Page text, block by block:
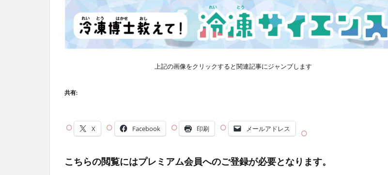
上記の画像をクリックすると関連記事にジャンプします
共有:
X Facebook 印刷 メールアドレス
こちらの閲覧にはプレミアム会員へのご登録が必要となります。